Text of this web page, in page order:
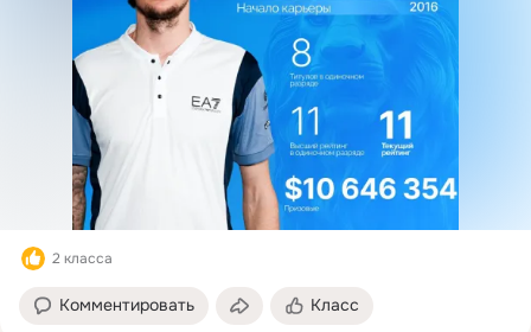
2 класса
Комментировать Класс